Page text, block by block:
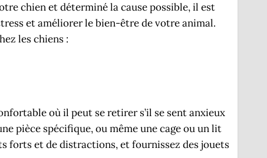
chien et déterminé la cause possible, il est
et améliorer le bien-être de votre animal.
les chiens :
où il peut se retirer s’il se sent anxieux
pièce spécifique, ou même une cage ou un lit
forts et de distractions, et fournissez des jouets